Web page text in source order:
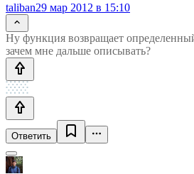
taliban29 мар 2012 в 15:10
Ну функция возвращает
зачем мне дальше описывать?
Ответить